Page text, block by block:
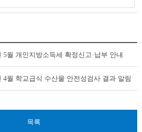
5월 개인지방소득세 확정신고·납부 안내
4월 학교급식 수산물 안전성검사 결과 알림
목록